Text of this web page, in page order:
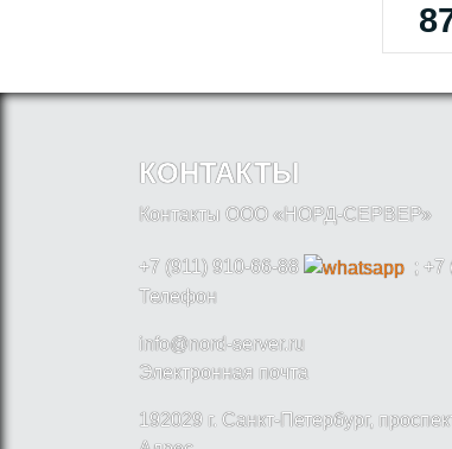
КОНТАКТЫ
Контакты ООО «НОРД-СЕРВЕР»
+7 (911) 910-66-88
; +7
Телефон
info@nord-server.ru
Электронная почта
192029 г. Санкт-Петербург,